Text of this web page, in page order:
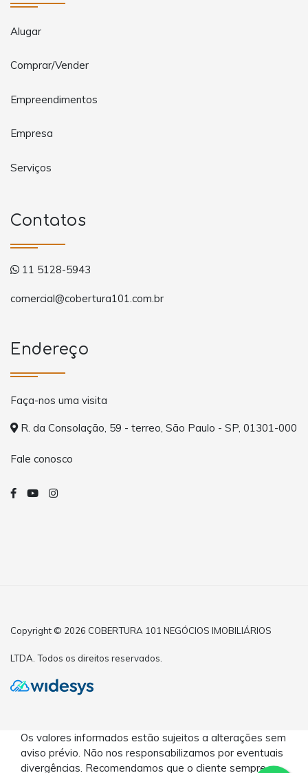
Alugar
Comprar/Vender
Empreendimentos
Empresa
Serviços
Contatos
11 5128-5943
comercial@cobertura101.com.br
Endereço
Faça-nos uma visita
R. da Consolação, 59 - terreo, São Paulo - SP, 01301-000
Fale conosco
Copyright © 2026 COBERTURA 101 NEGÓCIOS IMOBILIÁRIOS
LTDA. Todos os direitos reservados.
Os valores informados estão sujeitos a alterações sem
aviso prévio. Não nos responsabilizamos por eventuais
divergências. Recomendamos que o cliente sempre